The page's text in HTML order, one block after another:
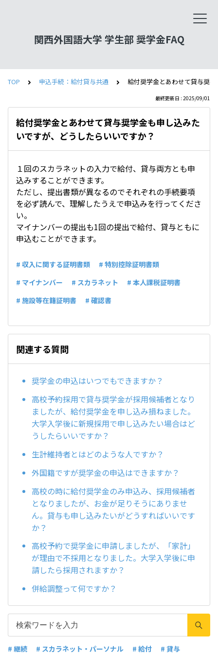
関西外国語大学 学生部 奨学金FAQ
TOP 申込手続：給付貸与共通 給付奨学金とあわせて貸与奨
最終更新日 : 2025/09/01
給付奨学金とあわせて貸与奨学金も申し込みた
いですが、どうしたらいいですか？
１回のスカラネットの入力で給付、貸与両方とも申
込みすることができます。
ただし、提出書類が異なるのでそれぞれの手続要項
を必ず読んで、理解したうえで申込みを行ってくださ
い。
マイナンバーの提出も1回の提出で給付、貸与ともに
申込むことができます。
# 収入に関する証明書類
# 特別控除証明書類
# マイナンバー
# スカラネット
# 本人課税証明書
# 施設等在籍証明書
# 確認書
関連する質問
奨学金の申込はいつでもできますか？
高校予約採用で貸与奨学金が採用候補者となり
ましたが、給付奨学金を申し込み損ねました。
大学入学後に新規採用で申し込みたい場合はど
うしたらいいですか？
生計維持者とはどのような人ですか？
外国籍ですが奨学金の申込はできますか？
高校の時に給付奨学金のみ申込み、採用候補者
となりましたが、お金が足りそうにありませ
ん。貸与も申し込みたいがどうすればいいです
か？
高校予約で奨学金に申請しましたが、「家計」
が理由で不採用となりました。大学入学後に申
請したら採用されますか？
併給調整って何ですか？
# 継続 # スカラネット・パーソナル # 給付 # 貸与